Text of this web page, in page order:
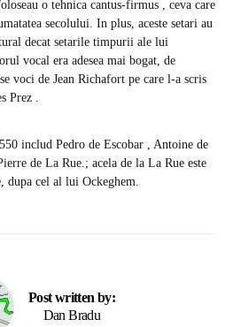
o tehnica cantus-firmus , ceva care
secolului. In plus, aceste setari au
decat setarile timpurii ale lui
vocal era adesea mai bogat, de
voci de Jean Richafort pe care l-a scris
Prez .
includ Pedro de Escobar , Antoine de
de La Rue.; acela de la La Rue este
dupa cel al lui Ockeghem.
Post written by:
Dan Bradu